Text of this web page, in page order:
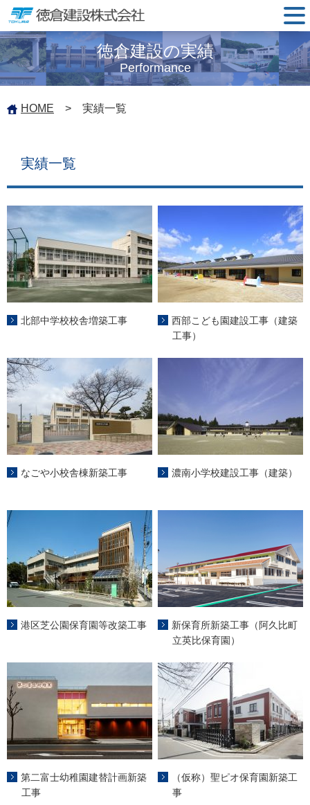
徳倉建設の実績
Performance
HOME > 実績一覧
実績一覧
北部中学校校舎増築工事
西部こども園建設工事（建築
工事）
なごや小校舎棟新築工事 濃南小学校建設工事（建築）
港区芝公園保育園等改築工事
新保育所新築工事（阿久比町
立英比保育園）
第二富士幼稚園建替計画新築
工事
（仮称）聖ピオ保育園新築工
事